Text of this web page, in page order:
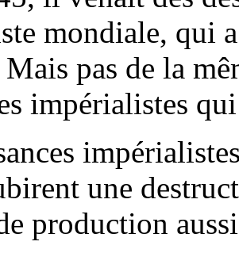
mondiale, qui
pas de la
impérialistes
une
production